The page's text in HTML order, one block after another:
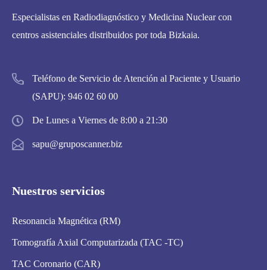
Especialistas en Radiodiagnóstico y Medicina Nuclear con
centros asistenciales distribuidos por toda Bizkaia.
Teléfono de Servicio de Atención al Paciente y Usuario
(SAPU): 946 02 60 00
De Lunes a Viernes de 8:00 a 21:30
sapu@gruposcanner.biz
Nuestros servicios
Resonancia Magnética (RM)
Tomografía Axial Computarizada (TAC -TC)
TAC Coronario (CAR)